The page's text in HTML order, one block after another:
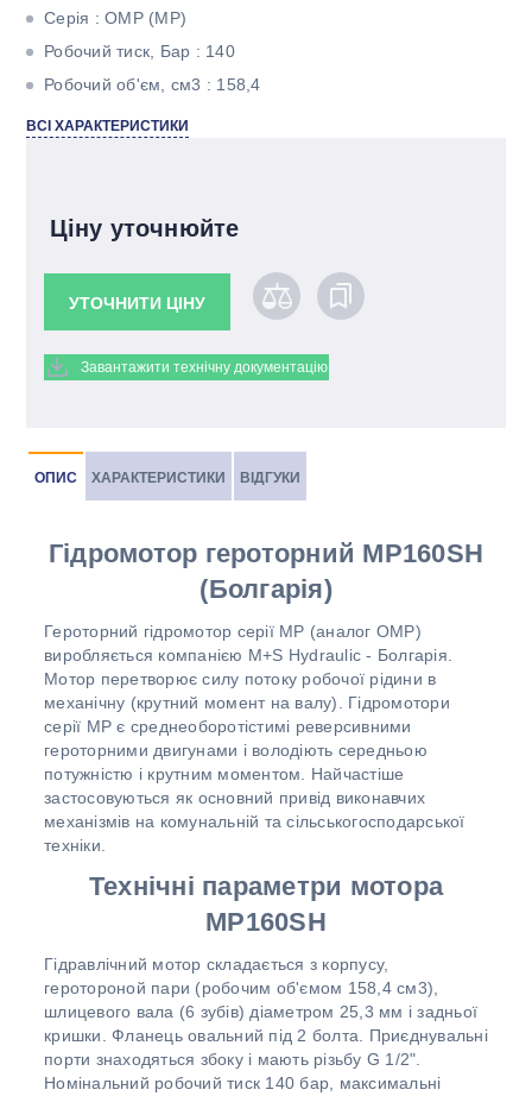
Серія : OMР (MР)
Робочий тиск, Бар : 140
Робочий об'єм, см3 : 158,4
Максимальний крутний момент, Н * м : 313
ВСІ ХАРАКТЕРИСТИКИ
Ціну уточнюйте
УТОЧНИТИ ЦІНУ
Завантажити технічну документацію
ОПИС ХАРАКТЕРИСТИКИ ВІДГУКИ
Гідромотор героторний MР160SH
(Болгарія)
Героторний гідромотор серії MP (аналог OMP)
виробляється компанією M+S Hydraulic - Болгарія.
Мотор перетворює силу потоку робочої рідини в
механічну (крутний момент на валу). Гідромотори
серії MP є среднеоборотістимі реверсивними
героторними двигунами і володіють середньою
потужністю і крутним моментом. Найчастіше
застосовуються як основний привід виконавчих
механізмів на комунальній та сільськогосподарської
техніки.
Технічні параметри мотора
MР160SH
Гідравлічний мотор складається з корпусу,
геротороной пари (робочим об'ємом 158,4 см3),
шлицевого вала (6 зубів) діаметром 25,3 мм і задньої
кришки. Фланець овальний під 2 болта. Приєднувальні
порти знаходяться збоку і мають різьбу G 1/2".
Номінальний робочий тиск 140 бар, максимальні